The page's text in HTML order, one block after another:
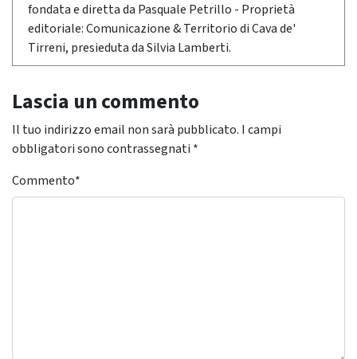
fondata e diretta da Pasquale Petrillo - Proprietà
editoriale: Comunicazione & Territorio di Cava de'
Tirreni, presieduta da Silvia Lamberti.
Lascia un commento
Il tuo indirizzo email non sarà pubblicato. I campi
obbligatori sono contrassegnati *
Commento*